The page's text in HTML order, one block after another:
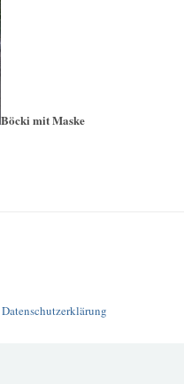
Böcki mit Maske
Datenschutzerklärung